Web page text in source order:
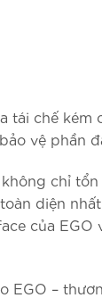
tái chế
vệ phần
chỉ
diện
của EGO
EGO –